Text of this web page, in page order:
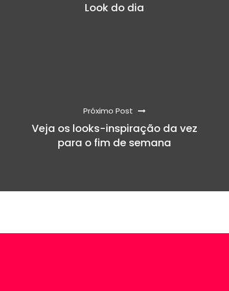
Look do dia
Próximo Post
Veja os looks-inspiração da vez
para o fim de semana